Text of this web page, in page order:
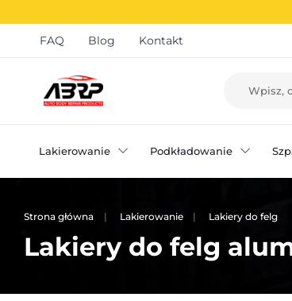
FAQ Blog Kontakt
Lakierowanie Podkładowanie
Strona główna Lakierowanie Lakiery do felg
Lakiery do felg